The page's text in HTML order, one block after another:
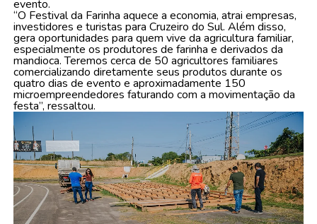
evento.
“O Festival da Farinha aquece a economia, atrai empresas,
investidores e turistas para Cruzeiro do Sul. Além disso,
gera oportunidades para quem vive da agricultura familiar,
especialmente os produtores de farinha e derivados da
mandioca. Teremos cerca de 50 agricultores familiares
comercializando diretamente seus produtos durante os
quatro dias de evento e aproximadamente 150
microempreendedores faturando com a movimentação da
festa”, ressaltou.